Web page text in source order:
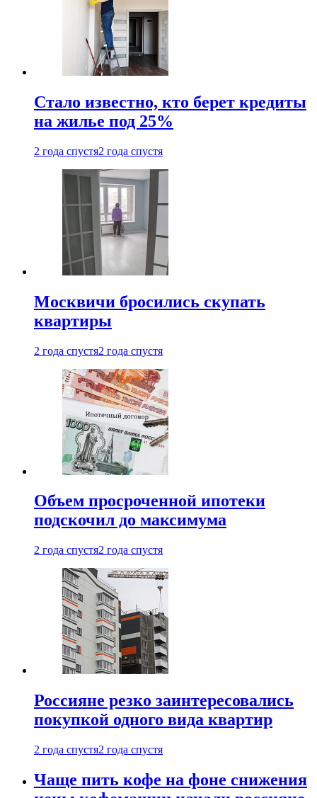
Стало известно, кто берет кредиты
на жилье под 25%
2 года спустя2 года спустя
Москвичи бросились скупать
квартиры
2 года спустя2 года спустя
Объем просроченной ипотеки
подскочил до максимума
2 года спустя2 года спустя
Россияне резко заинтересовались
покупкой одного вида квартир
2 года спустя2 года спустя
Чаще пить кофе на фоне снижения